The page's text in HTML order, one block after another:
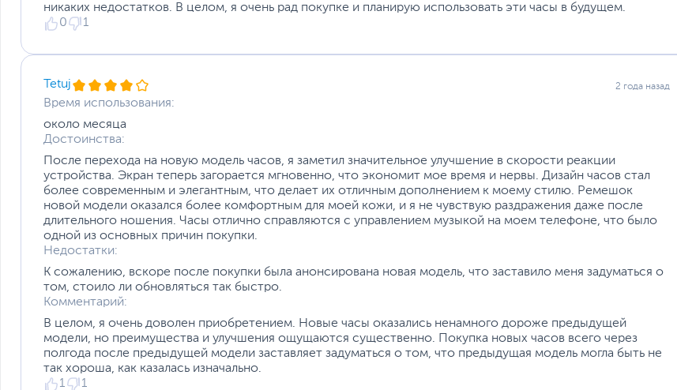
Синхронизируйте данные тренировок со Strava и аdidas Running
Покажите своим друзьям как выглядит настоящий лидер. Синхронизируйте данные ваших тренировок по бегу и
велоспорту со Strava и, благодаря новому партнерству между Amazfit и adidas Runtastic, с программой adidas
Running.
Мощная и точная технология здоровья
Amazfit GTR 4 впервые представляет новый биометрический ФПГ-датчик BioTracker 4.0. Улучшенный до 2
светодиодов, датчик собирает на 33% больше данных и на 33% точнее предыдущего поколения благодаря
никаких недостатков. В целом, я очень рад покупке и планирую использовать эти часы в будущем.
0
1
Tetuj 2 года назад
Время использования:
около месяца
Достоинства:
После перехода на новую модель часов, я заметил значительное улучшение в скорости реакции
устройства. Экран теперь загорается мгновенно, что экономит мое время и нервы. Дизайн часов стал
более современным и элегантным, что делает их отличным дополнением к моему стилю. Ремешок
новой модели оказался более комфортным для моей кожи, и я не чувствую раздражения даже после
длительного ношения. Часы отлично справляются с управлением музыкой на моем телефоне, что было
одной из основных причин покупки.
Недостатки:
К сожалению, вскоре после покупки была анонсирована новая модель, что заставило меня задуматься о
том, стоило ли обновляться так быстро.
Комментарий:
В целом, я очень доволен приобретением. Новые часы оказались ненамного дороже предыдущей
модели, но преимущества и улучшения ощущаются существенно. Покупка новых часов всего через
полгода после предыдущей модели заставляет задуматься о том, что предыдущая модель могла быть не
так хороша, как казалась изначально.
1
1